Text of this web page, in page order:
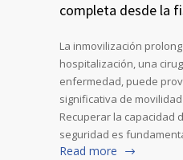
completa desde la
La inmovilización
hospitalización, una
enfermedad, puede
significativa de
Recuperar la capacidad
seguridad es
Read more